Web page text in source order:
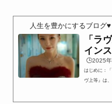
スタグラム
人生を豊かにするブログ♥
「ラ
イン
貌と
🕒️2025
はじめに：
ヴ上等』は